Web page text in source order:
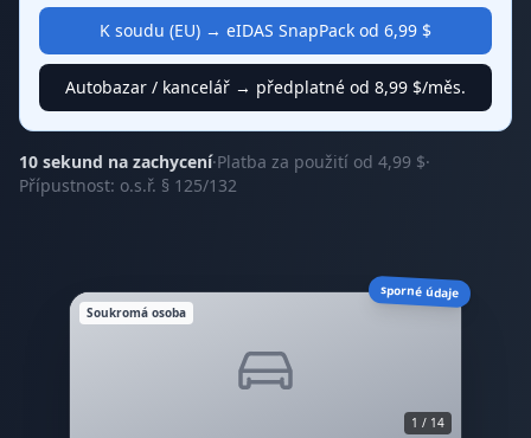
K soudu (EU) → eIDAS SnapPack od 6,99 $
Autobazar / kancelář → předplatné od 8,99 $/měs.
10 sekund na zachycení·Platba za použití od 4,99 $·
Přípustnost: o.s.ř. § 125/132
1 / 14
Soukromá osoba
sporné údaje